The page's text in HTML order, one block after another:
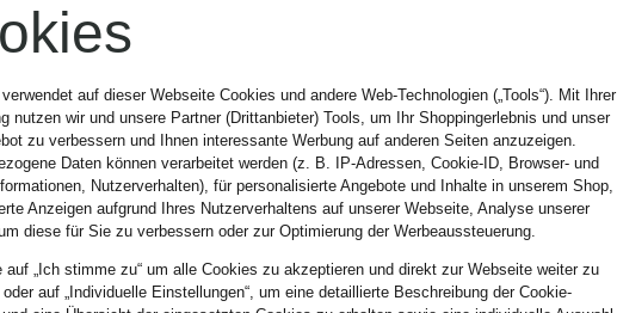
HANDBALL SPEZIAL
€
auf dieser Webseite Cookies und andere Web-Technologien („Tools“). Mit Ihrer
nutzen wir und unsere Partner (Drittanbieter) Tools, um Ihr Shoppingerlebnis und unser
zu verbessern und Ihnen interessante Werbung auf anderen Seiten anzuzeigen.
Daten können verarbeitet werden (z. B. IP-Adressen, Cookie-ID, Browser- und
Nutzerverhalten), für personalisierte Angebote und Inhalte in unserem Shop,
Anzeigen aufgrund Ihres Nutzerverhaltens auf unserer Webseite, Analyse unserer
diese für Sie zu verbessern oder zur Optimierung der Werbeaussteuerung.
auf „Ich stimme zu“ um alle Cookies zu akzeptieren und direkt zur Webseite weiter zu
auf „Individuelle Einstellungen“, um eine detaillierte Beschreibung der Cookie-